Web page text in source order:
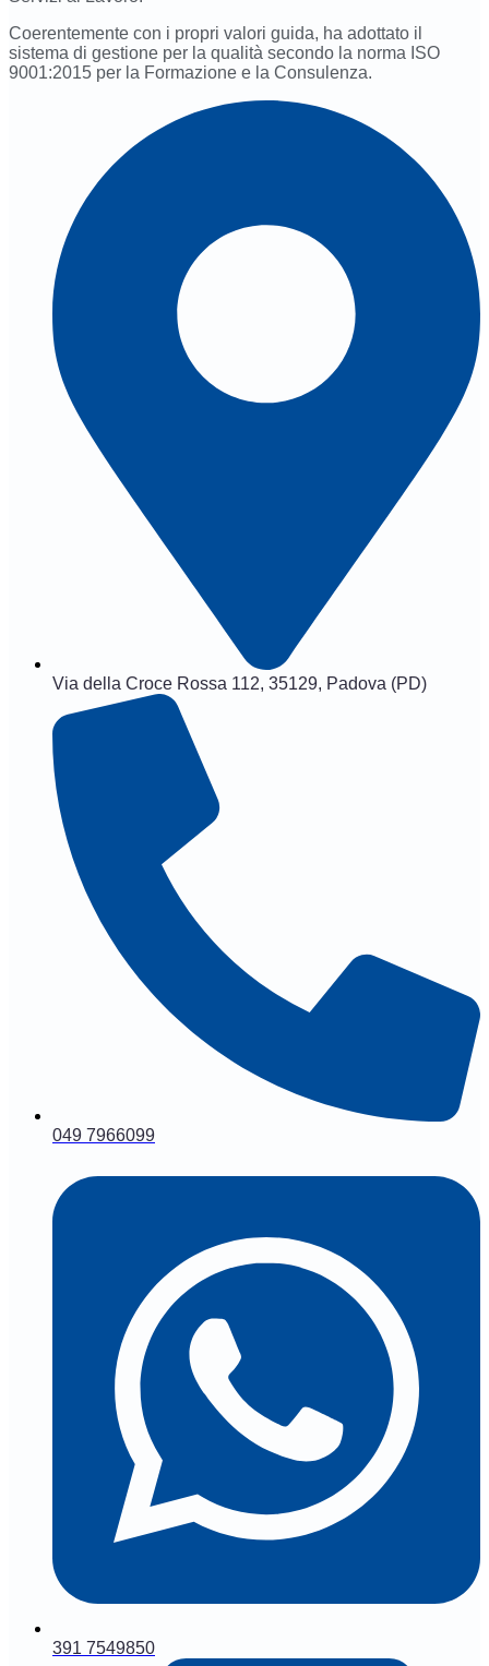
Coerentemente con i propri valori guida, ha adottato il
sistema di gestione per la qualità secondo la norma ISO
9001:2015 per la Formazione e la Consulenza.
Via della Croce Rossa 112, 35129, Padova (PD)
049 7966099
391 7549850